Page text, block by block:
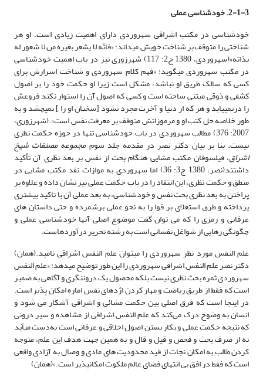
2-1-3. خودشناسی عملی
خودشناسی در مکتب اشراقی سهروردی دارای اهمیت زیادی است. او هر
شناختی را متوقف بر شناخت خویش می­داند: «فانّه لا یشعر بغیره من لا شعور له
بذاته»(سهروردی، 1380 ج2: 117) شهرزوری نیز در باب اهمیت خودشناسی
در مکتب سهروردی می­گوید: «فهم کلام سهروردی و شناخت اسرارش برای
کسی که سالک طریق او نباشد، مشکل است زیرا او حکمت خود را بر اصول
کشفی و ذوقی مبتنی ساخته است و کسی که اصول آن را استوار نکند فروعش
را درنمی­یابد و هر که از دنیا و آخرت مجرد نشود [سخنان او را ] نمی­چشد و به
طور خلاصه حل کتب او و مرموزاتش متوقف بر معرفت نفس است».(شهرزوری،
2007: 376) مطالب سهروردی در باب خودشناسی تنها در حوزه حکمت نظری
نیست.بنا بر بیان دکتر نصر در مقدمه جلد سوممجموعه مصنفات شیخ
اشراق، فیلسوفان مکتب مشایی هنگام بحث از نفس بر بعد نظری آن تأکید
داشتند(نصر، 1380 ج3: 36) اما سهروردی به موازات نقد مکتب مشایی در
منطق و حکمت نظری، این انتقاد را در باب حکمت عملی نیز نشان داده و علاوه بر
پراختن به بعد نظری بحث نفس و خودشناسی، به بعد عملی آن با تاکید بیشتری
پرداخته و طرق استعلای بر قوا را به نحو عملی برشمرده و حتی داستان های
عرفانی و رمزی را که می توان گفت موضوع اصلی آنها خودشناسی عملی و
چگونگی رهایی از شواغل نفسانی است به رشته تحریر در­آورده­است.
علم النفس مورد نظر سهروردی را می­توان علم النفس اشراقی نامید.(همان)
دکتر نصر علم النفس اشراقی سهروردی را این طور توضیح می­دهد: «علم النفس
سهروردی ثمره بحث نظری نیست بلکه محصول یک درون­نگری و آگاهی به ضمیر
است که فقط از طریق ریاضت و مهار کردن اژدهای نفس اماره امکان پذیر است.
در اینجا است که فرق اصلی بین حکمت مشائی و اشراقی آشکار می شود و
انسان به وضوح درک می‌کند که علم النفس اشراقی از مشاهده و سیر درونی
که نتیجه حکمت عملی و بکار بستن اصول اخلاقی و عرفانی است به‌دست می­آید
نه از صرف بحث و فحص و قیل و قال و به همین جهت هدف این علم، متوجه
کردن طالب به امکان نجات از قید محدودیت های مادی و وصال به آزادی واقعی
است که فقط در افق بی انتهای فضای عالم ملکوت امکان­پذیر است.»(همان)